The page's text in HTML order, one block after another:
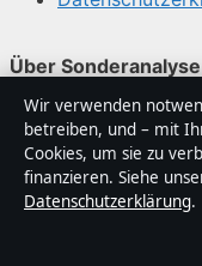
Über
Sonderanalyse ist
Technik und
trägt eine Byline,
Wir verwenden
betreiben, und – mit
Cookies, um sie zu
finanzieren. Siehe
Datenschutzerklärung.